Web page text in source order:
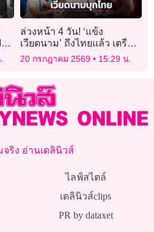
ต้
ล่วงหน้า 4 วัน! ‘แข้ง
เวียดนาม’ ถึงไทยแล้ว เตรียม
เตะเปิดอาเซียนคัพ
20 กรกฎาคม 2569 15:29 น.
ริง อ่านเดลินิวส์
ไลฟ์สไตล์
เดลินิวส์clips
PR by dataxet